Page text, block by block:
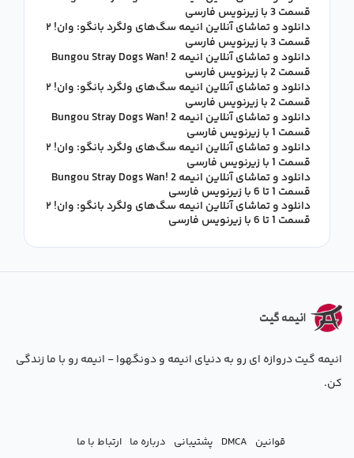
قسمت 3 با زیرنویس فارسی
دانلود و تماشای آنلاین انیمه سگ‌های ولگرد بانگو: وان! ۲
قسمت 3 با زیرنویس فارسی
دانلود و تماشای آنلاین انیمه Bungou Stray Dogs Wan! 2
قسمت 2 با زیرنویس فارسی
دانلود و تماشای آنلاین انیمه سگ‌های ولگرد بانگو: وان! ۲
قسمت 2 با زیرنویس فارسی
دانلود و تماشای آنلاین انیمه Bungou Stray Dogs Wan! 2
قسمت 1 با زیرنویس فارسی
دانلود و تماشای آنلاین انیمه سگ‌های ولگرد بانگو: وان! ۲
قسمت 1 با زیرنویس فارسی
دانلود و تماشای آنلاین انیمه Bungou Stray Dogs Wan! 2
قسمت 1 تا 6 با زیرنویس فارسی
دانلود و تماشای آنلاین انیمه سگ‌های ولگرد بانگو: وان! ۲
قسمت 1 تا 6 با زیرنویس فارسی
انیمه گیت دروازه ای رو به دنیای انیمه و دونگهوا - انیمه رو با ما زندگی
کن.
قوانین DMCA پشتیبانی درباره ما ارتباط با ما